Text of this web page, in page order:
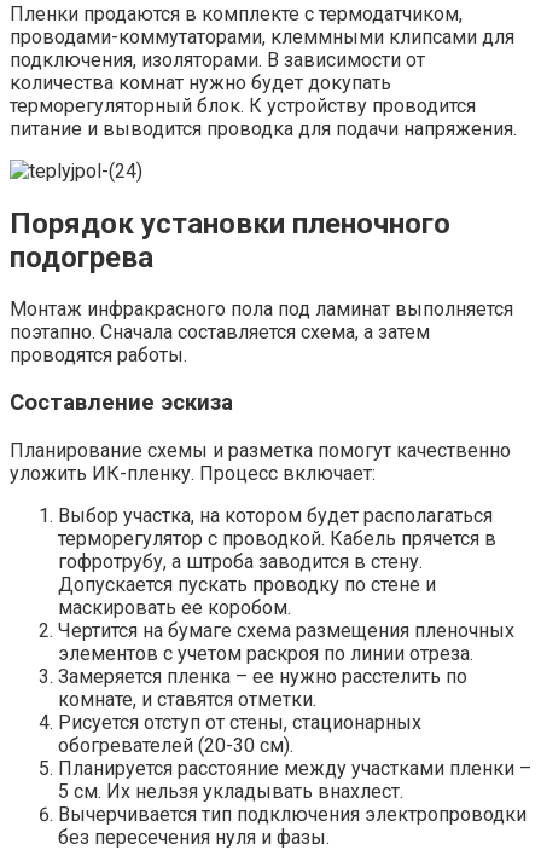
Пленки продаются в комплекте с термодатчиком,
проводами-коммутаторами, клеммными клипсами для
подключения, изоляторами. В зависимости от
количества комнат нужно будет докупать
терморегуляторный блок. К устройству проводится
питание и выводится проводка для подачи напряжения.
Порядок установки пленочного
подогрева
Монтаж инфракрасного пола под ламинат выполняется
поэтапно. Сначала составляется схема, а затем
проводятся работы.
Составление эскиза
Планирование схемы и разметка помогут качественно
уложить ИК-пленку. Процесс включает:
Выбор участка, на котором будет располагаться
терморегулятор с проводкой. Кабель прячется в
гофротрубу, а штроба заводится в стену.
Допускается пускать проводку по стене и
маскировать ее коробом.
Чертится на бумаге схема размещения пленочных
элементов с учетом раскроя по линии отреза.
Замеряется пленка – ее нужно расстелить по
комнате, и ставятся отметки.
Рисуется отступ от стены, стационарных
обогревателей (20-30 см).
Планируется расстояние между участками пленки –
5 см. Их нельзя укладывать внахлест.
Вычерчивается тип подключения электропроводки
без пересечения нуля и фазы.